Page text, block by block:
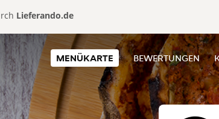
Lieferando.de
MENÜKARTE BEWERTUNGEN